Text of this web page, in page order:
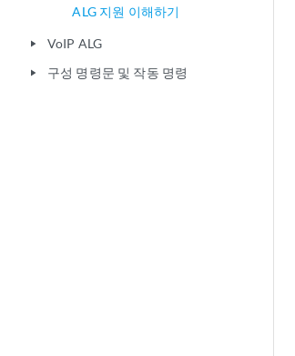
ALG 지원 이해하기
play_arrow VoIP ALG
play_arrow 구성 명령문 및 작동 명령